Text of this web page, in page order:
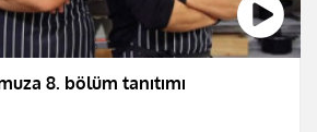
8. bölüm tanıtımı